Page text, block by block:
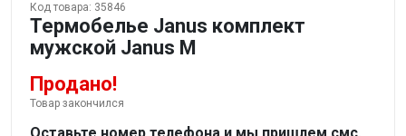
Код товара: 35846
Термобелье Janus комплект
мужской Janus M
Продано!
Товар закончился